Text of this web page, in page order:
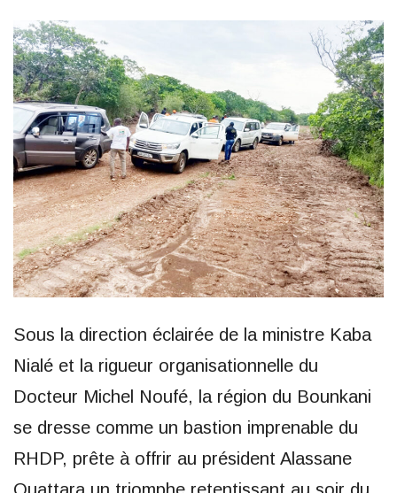
Sous la direction éclairée de la ministre Kaba
Nialé et la rigueur organisationnelle du
Docteur Michel Noufé, la région du Bounkani
se dresse comme un bastion imprenable du
RHDP, prête à offrir au président Alassane